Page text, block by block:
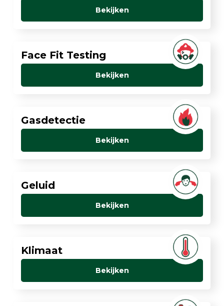
Bekijken
Face Fit Testing
Bekijken
Gasdetectie
Bekijken
Geluid
Bekijken
Klimaat
Bekijken